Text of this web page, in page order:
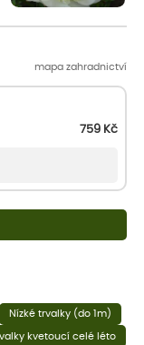
mapa zahradnictví
759 Kč
Nízké trvalky (do 1m)
kvetoucí celé léto